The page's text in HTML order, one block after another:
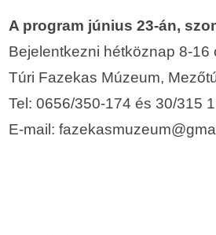
A program június 23-án,
Bejelentkezni hétköznap 8-16
Túri Fazekas Múzeum,
Tel: 0656/350-174 és 30/315
E-mail: